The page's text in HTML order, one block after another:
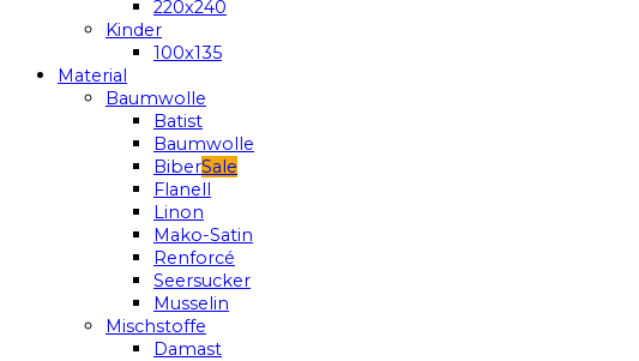
220x240
Kinder
100x135
Material
Baumwolle
Batist
Baumwolle
Biber
Flanell
Linon
Mako-Satin
Renforcé
Seersucker
Musselin
Mischstoffe
Damast